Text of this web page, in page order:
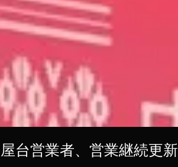
屋台営業者、営業継続更新